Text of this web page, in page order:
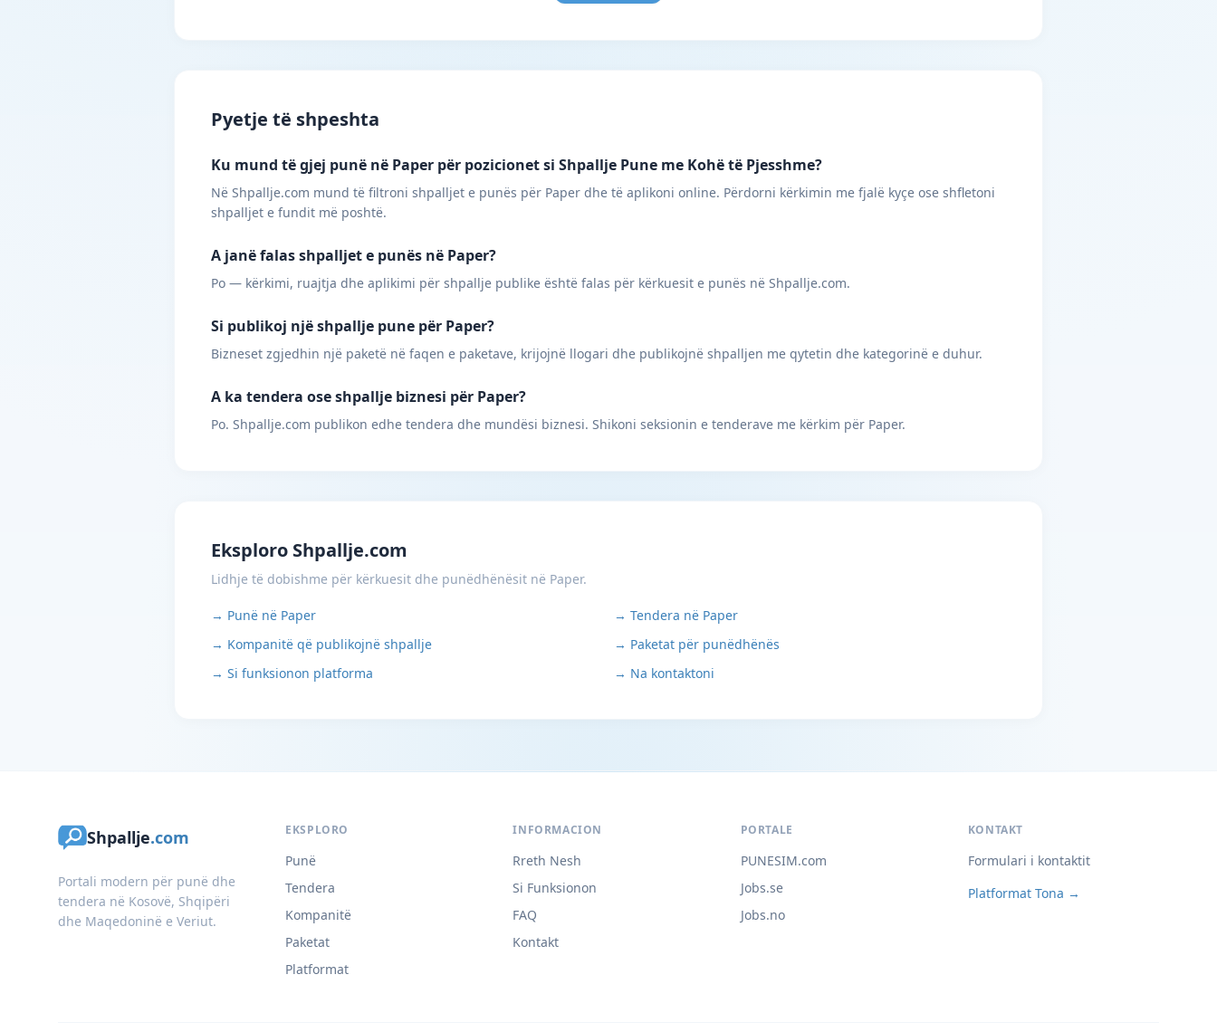
Pyetje të shpeshta
Ku mund të gjej punë në Paper për pozicionet si Shpallje Pune me Kohë të Pjesshme?
Në Shpallje.com mund të filtroni shpalljet e punës për Paper dhe të aplikoni online. Përdorni kërkimin me fjalë kyçe ose shfletoni
shpalljet e fundit më poshtë.
A janë falas shpalljet e punës në Paper?
Po — kërkimi, ruajtja dhe aplikimi për shpallje publike është falas për kërkuesit e punës në Shpallje.com.
Si publikoj një shpallje pune për Paper?
Bizneset zgjedhin një paketë në faqen e paketave, krijojnë llogari dhe publikojnë shpalljen me qytetin dhe kategorinë e duhur.
A ka tendera ose shpallje biznesi për Paper?
Po. Shpallje.com publikon edhe tendera dhe mundësi biznesi. Shikoni seksionin e tenderave me kërkim për Paper.
Eksploro Shpallje.com
Lidhje të dobishme për kërkuesit dhe punëdhënësit në Paper.
→ Punë në Paper
→ Tendera në Paper
→ Kompanitë që publikojnë shpallje
→ Paketat për punëdhënës
→ Si funksionon platforma
→ Na kontaktoni
Shpallje.com
Portali modern për punë dhe
tendera në Kosovë, Shqipëri
dhe Maqedoninë e Veriut.
EKSPLORO
Punë
Tendera
Kompanitë
Paketat
Platformat
INFORMACION
Rreth Nesh
Si Funksionon
FAQ
Kontakt
PORTALE
PUNESIM.com
Jobs.se
Jobs.no
KONTAKT
Formulari i kontaktit
Platformat Tona →